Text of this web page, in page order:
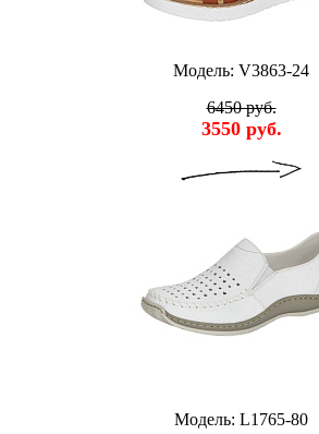
Модель: V3863-24
6450 руб.
3550 руб.
Модель: L1765-80